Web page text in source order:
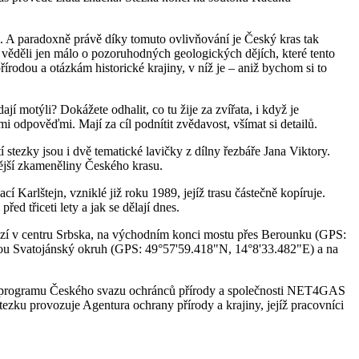
paradoxně právě díky tomuto ovlivňování je Český kras tak
jen málo o pozoruhodných geologických dějích, které tento
a otázkám historické krajiny, v níž je – aniž bychom si to
motýli? Dokážete odhalit, co tu žije za zvířata, i když je
odpověďmi. Mají za cíl podnítit zvědavost, všímat si detailů.
jsou i dvě tematické lavičky z dílny řezbáře Jana Viktory.
zkameněliny Českého krasu.
Karlštejn, vzniklé již roku 1989, jejíž trasu částečně kopíruje.
třiceti lety a jak se dělají dnes.
v centru Srbska, na východním konci mostu přes Berounku (GPS:
Svatojánský okruh (GPS: 49°57'59.418"N, 14°8'33.482"E) a na
Českého svazu ochránců přírody a společnosti NET4GAS
provozuje Agentura ochrany přírody a krajiny, jejíž pracovníci